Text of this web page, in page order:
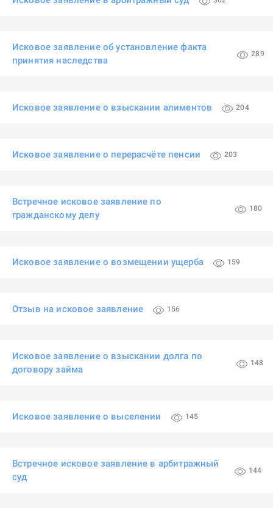
Исковое заявление об установление факта
принятия наследства
289
Исковое заявление о взыскании алиментов 204
Исковое заявление о перерасчёте пенсии 203
Встречное исковое заявление по
гражданскому делу
180
Исковое заявление о возмещении ущерба 159
Отзыв на исковое заявление 156
Исковое заявление о взыскании долга по
договору займа
148
Исковое заявление о выселении 145
Встречное исковое заявление в арбитражный
суд
144